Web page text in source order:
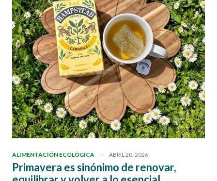
ALIMENTACIÓN ECOLÓGICA ABRIL 20, 2026
Primavera es sinónimo de renovar,